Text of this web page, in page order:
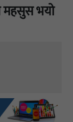
महसुस भयो